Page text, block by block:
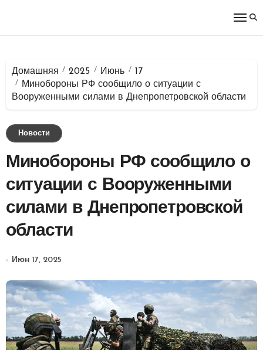
Домашняя 2025 Июнь
17
Минобороны РФ сообщило о ситуации с
Вооруженными силами в Днепропетровской области
Новости
Минобороны РФ сообщило о
ситуации с Вооруженными
силами в Днепропетровской
области
Июн 17, 2025